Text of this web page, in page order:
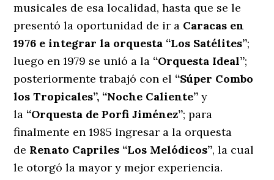
musicales de esa localidad, hasta que se le
presentó la oportunidad de ir a Caracas en
1976 e integrar la orquesta “Los Satélites”;
luego en 1979 se unió a la “Orquesta Ideal”;
posteriormente trabajó con el “Súper Combo
los Tropicales”, “Noche Caliente”y
la “Orquesta de Porfi Jiménez”; para
finalmente en 1985 ingresar a la orquesta
de Renato Capriles “Los Melódicos”, la cual
le otorgó la mayor y mejor experiencia.